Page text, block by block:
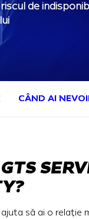
de
CÂND AI
să ai o relație